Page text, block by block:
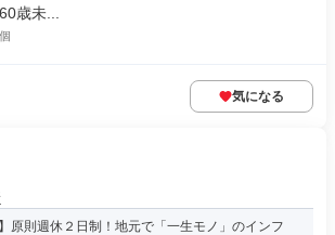
歳未...
気になる
原則週休２日制！地元で「一生モノ」のインフ